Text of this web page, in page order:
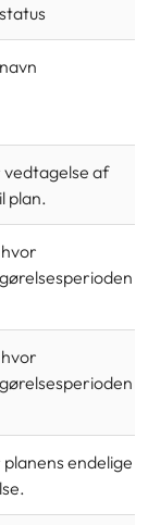
af
plan.
endelige